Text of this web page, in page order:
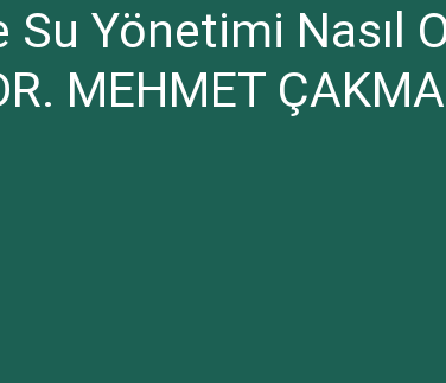
Yönetimi Nasıl
MEHMET